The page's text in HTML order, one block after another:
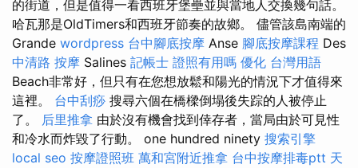
的街道，但是值得一看西班牙堡壘並與當地人交換幾句話。
哈瓦那是OldTimers和西班牙節奏的故鄉。 儘管該島南端的
Grande wordpress 台中腳底按摩 Anse 腳底按摩課程 Des
中清路 按摩 Salines 記帳士 證照有用嗎 優化 台灣用語
Beach非常好，但只有在您想放鬆和陽光的情況下才值得來
這裡。 台中刮痧 搜尋六個在橋樑倒塌後失踪的人被停止
了。 后里推拿 由於沒有機會找到倖存者，當局由於可見性
和冷水而炸毀了行動。 one hundred ninety 搜索引擎
local seo 按摩證照班 萬和宮附近推拿 台中按摩排毒ptt 天